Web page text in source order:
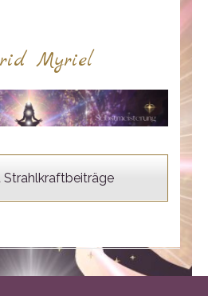
Myriel
Strahlkraftbeiträge